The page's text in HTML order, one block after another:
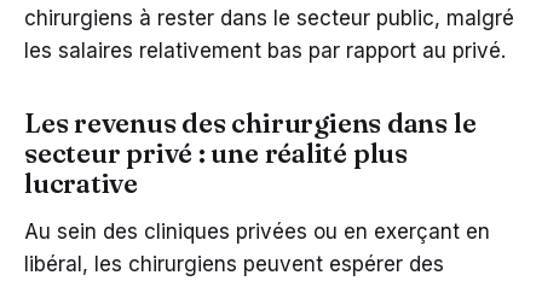
chirurgiens à rester dans le secteur public, malgré
les salaires relativement bas par rapport au privé.
Les revenus des chirurgiens dans le
secteur privé : une réalité plus
lucrative
Au sein des cliniques privées ou en exerçant en
libéral, les chirurgiens peuvent espérer des